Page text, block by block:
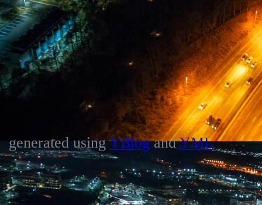
generated usingYBlogandYML